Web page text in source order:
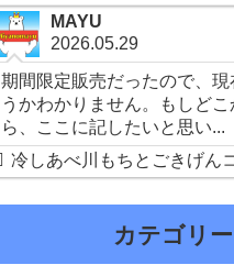
MAYU
2026.05.29
期間限定販売だったので、
うかわかりません。もしど
ら、ここに記したいと思い...
冷しあべ川もちとごきげん
カテゴリー